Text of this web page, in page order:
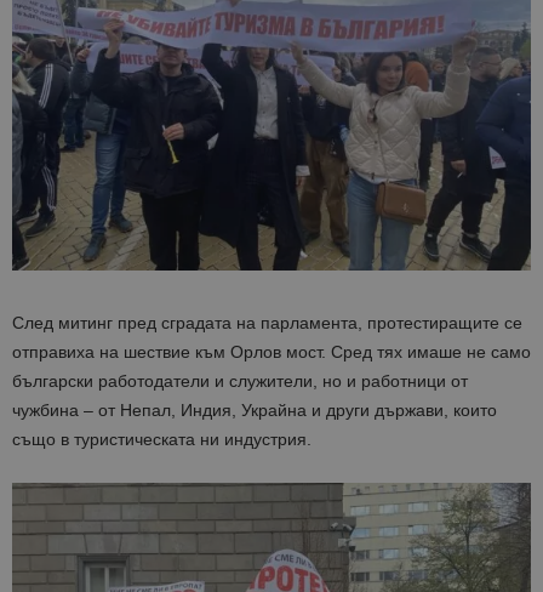
След митинг пред сградата на парламента, протестиращите се
отправиха на шествие към Орлов мост. Сред тях имаше не само
български работодатели и служители, но и работници от
чужбина – от Непал, Индия, Украйна и други държави, които
също в туристическата ни индустрия.